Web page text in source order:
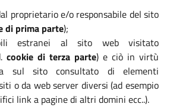
proprietario e/o responsabile del sito
di prima parte);
estranei al sito web visitato
cookie di terza parte) e ciò in virtù
sul sito consultato di elementi
o da web server diversi (ad esempio
link a pagine di altri domini ecc..).